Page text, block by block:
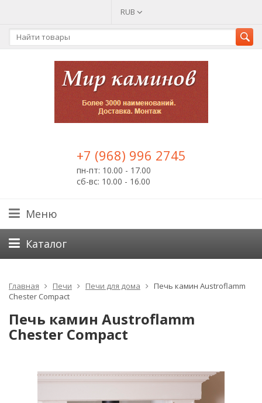
RUB
+7 (968) 996 2745
пн-пт: 10.00 - 17.00
сб-вс: 10.00 - 16.00
Меню
Каталог
Главная Печи Печи для дома
Печь камин Austroflamm
Chester Compact
Печь камин Austroflamm
Chester Compact